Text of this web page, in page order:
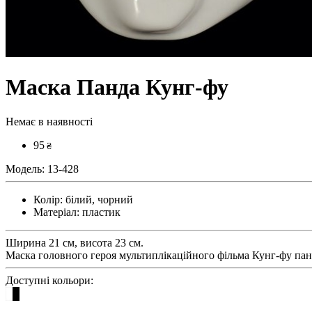
Маска Панда Кунг-фу
Немає в наявності
95 ₴
Модель: 13-428
Колір: білий, чорний
Матеріал: пластик
Ширина 21 см, висота 23 см.
Маска головного героя мультиплікаційного фільма Кунг-фу
Доступні кольори: